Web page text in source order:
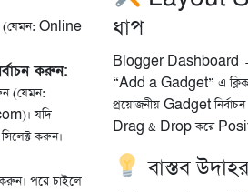
(যেমন: Online
করুন:
(যেমন:
যদি
করুন।
পরে চাইলে
ধাপ
Blogger Dashboard
“Add a Gadget” এ
প্রয়োজনীয় Gadget
Drag & Drop করে
বাস্তব